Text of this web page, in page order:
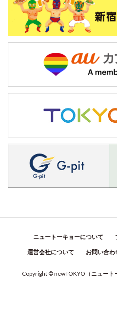
ニュートーキョーについて
運営会社について お問い合わ
Copyright © newTOKYO （ ニュート